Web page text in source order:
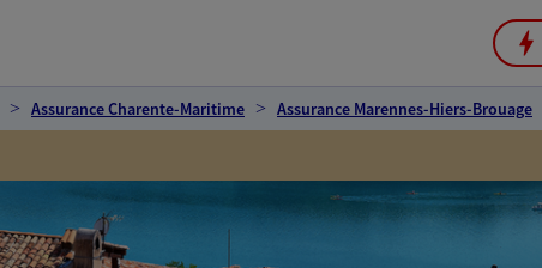
Assurance Charente-Maritime Assurance Marennes-Hiers-Brouage